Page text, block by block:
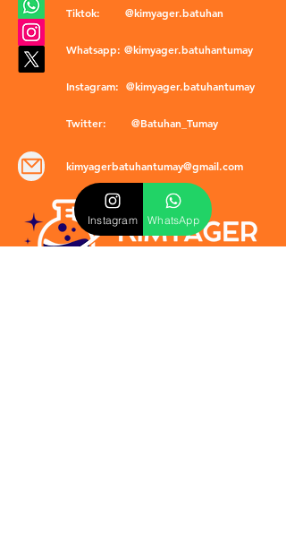
Tiktok: @kimyager.batuhan
Whatsapp: @kimyager.batuhantumay
Instagram: @kimyager.batuhantumay
Twitter: @Batuhan_Tumay
kimyagerbatuhantumay@gmail.com
Instagram WhatsApp